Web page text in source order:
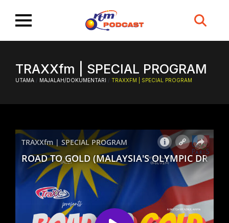
Search
TRAXXfm | SPECIAL PROGRAM
UTAMA / MAJALAH/DOKUMENTARI / TRAXXFM | SPECIAL PROGRAM